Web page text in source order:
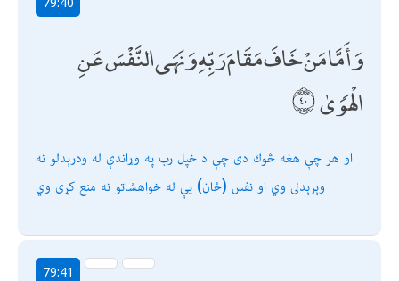
وَأَمَّا مَنْ خَافَ مَقَامَ رَبِّهِ وَنَهَى النَّفْسَ عَنِ
الْهَوَىٰ
او هر چې هغه څوك دى چې د خپل رب په وړاندې له ودرېدلو نه
وېرېدلى وي او نفس (ځان) يې له خواهشاتو نه منع كړى وي
79:41